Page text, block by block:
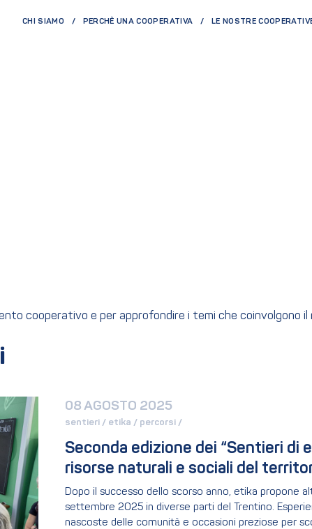
CHI SIAMO PERCHÈ UNA COOPERATIVA LE NOSTRE
cooperativo e per approfondire i temi che coinvolgono il
08 AGOSTO 2025
sentieri / etika / percorsi /
Seconda edizione dei “Sentieri di
risorse naturali e sociali del
Dopo il successo dello scorso anno, etika propone
settembre 2025 in diverse parti del Trentino.
nascoste delle comunità e occasioni preziose per